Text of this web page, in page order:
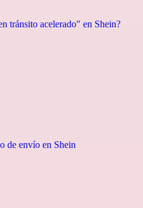
tránsito acelerado" en Shein?
de envío en Shein